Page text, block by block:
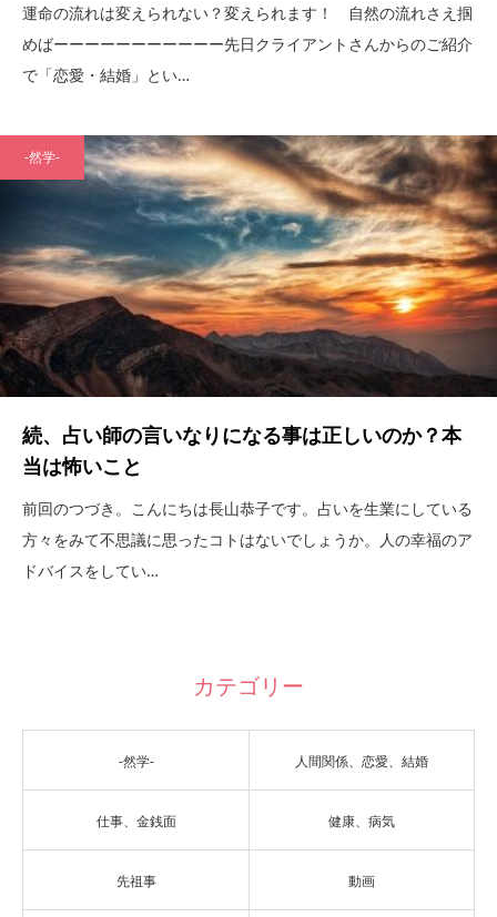
運命の流れは変えられない？変えられます！ 自然の流れさえ掴
めばーーーーーーーーーーー先日クライアントさんからのご紹介
で「恋愛・結婚」とい…
-然学-
続、占い師の言いなりになる事は正しいのか？本
当は怖いこと
前回のつづき。こんにちは長山恭子です。占いを生業にしている
方々をみて不思議に思ったコトはないでしょうか。人の幸福のア
ドバイスをしてい…
カテゴリー
-然学- 人間関係、恋愛、結婚
仕事、金銭面 健康、病気
先祖事 動画